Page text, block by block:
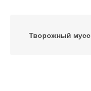
Творожный мусс